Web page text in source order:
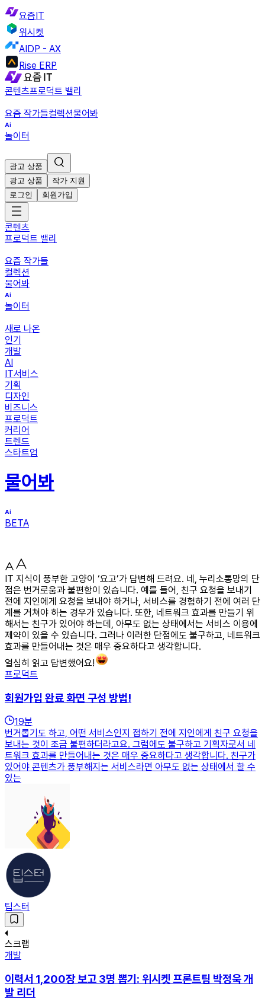
요즘IT
위시켓
AIDP - AX
Rise ERP
콘텐츠프로덕트 밸리
요즘 작가들컬렉션물어봐
놀이터
광고 상품
광고 상품
작가 지원
로그인
회원가입
콘텐츠
프로덕트 밸리
요즘 작가들
컬렉션
물어봐
놀이터
새로 나온
인기
개발
AI
IT서비스
기획
디자인
비즈니스
프로덕트
커리어
트렌드
스타트업
물어봐
BETA
IT 지식이 풍부한 고양이 ‘요고’가 답변해 드려요. 네, 누리소통망의 단
점은 번거로움과 불편함이 있습니다. 예를 들어, 친구 요청을 보내기
전에 지인에게 요청을 보내야 하거나, 서비스를 경험하기 전에 여러 단
계를 거쳐야 하는 경우가 있습니다. 또한, 네트워크 효과를 만들기 위
해서는 친구가 있어야 하는데, 아무도 없는 상태에서는 서비스 이용에
제약이 있을 수 있습니다. 그러나 이러한 단점에도 불구하고, 네트워크
효과를 만들어내는 것은 매우 중요하다고 생각합니다.
열심히 읽고 답변했어요!
프로덕트
회원가입 완료 화면 구성 방법!
19분
번거롭기도 하고, 어떤 서비스인지 접하기 전에 지인에게 친구 요청을
보내는 것이 조금 불편하더라고요. 그럼에도 불구하고 기획자로서 네
트워크 효과를 만들어내는 것은 매우 중요하다고 생각합니다. 친구가
있어야 콘텐츠가 풍부해지는 서비스라면 아무도 없는 상태에서 할 수
있는
팁스터
스크랩
개발
이력서 1,200장 보고 3명 뽑기: 위시켓 프론트팀 박정욱 개
발 리더